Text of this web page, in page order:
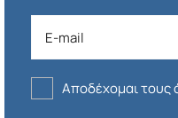
Αποδέχομαι τους